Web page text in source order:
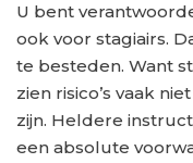
U bent
ook voor stagiairs.
te besteden. Want
zien risico’s vaak
zijn. Heldere
een absolute